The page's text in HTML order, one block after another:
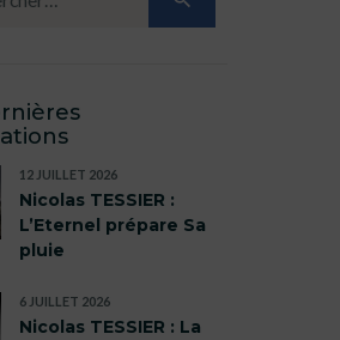
Nicolas TESSIER :
L’Eternel prépare Sa
pluie
12 JUILLET 2026
Nicolas TESSIER : La
6 JUILLET 2026